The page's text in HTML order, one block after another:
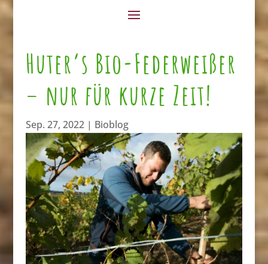
Huter’s Bio-Federweißer
– nur für kurze Zeit!
Sep. 27, 2022| Bioblog